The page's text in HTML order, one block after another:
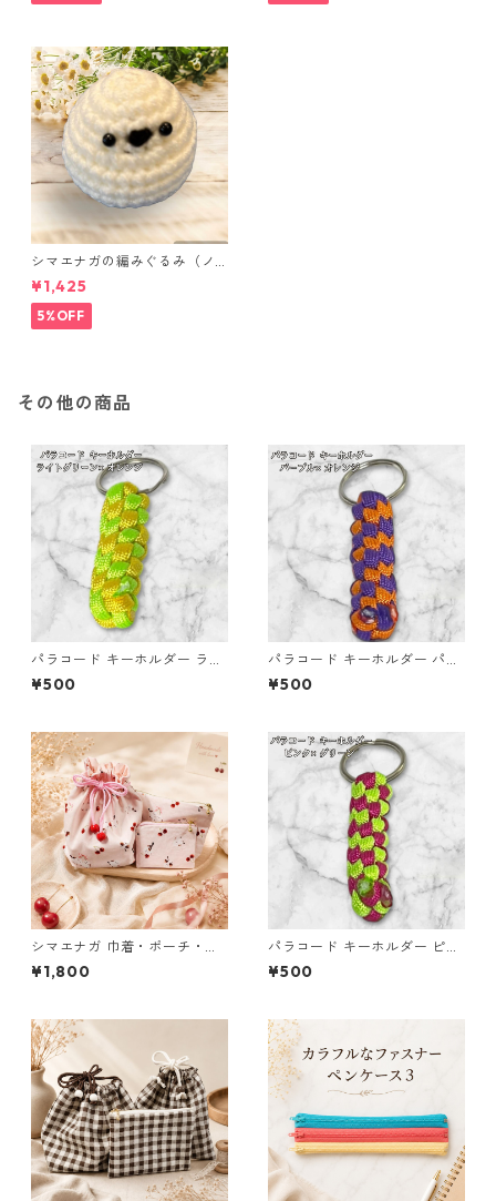
シマエナガの編みぐるみ（ノ
ーマル）
¥1,425
5%OFF
その他の商品
パラコード キーホルダー ライ
トグリーン イエロー 編み込み
s26
¥500
パラコード キーホルダー パー
プル オレンジ 編み込み s19
¥500
シマエナガ 巾着・ポーチ・ミ
ニポーチ 3点セット さくらん
ぼ柄×淡いピンク ジュエリー
¥1,800
パラコード キーホルダー ピン
ク グリーン 編み込み s18
¥500